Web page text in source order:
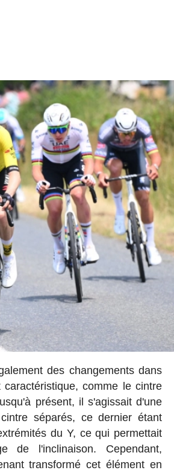
des changements dans
caractéristique, comme le cintre
présent, il s'agissait d'une
séparés, ce dernier étant
du Y, ce qui permettait
de l'inclinaison. Cependant,
transformé cet élément en